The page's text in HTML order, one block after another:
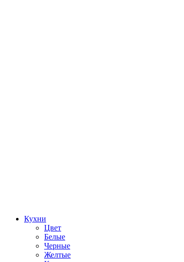
Кухни
Цвет
Белые
Черные
Желтые